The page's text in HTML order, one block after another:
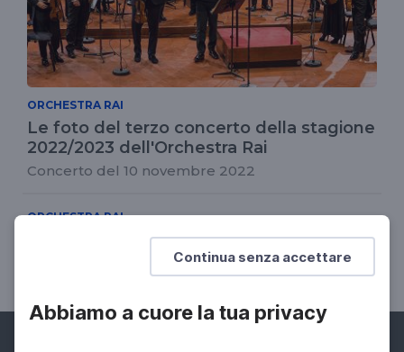
Continua senza accettare
Abbiamo a cuore la tua privacy
ORCHESTRA RAI
Le foto del terzo concerto della stagione
2022/2023 dell'Orchestra Rai
Concerto del 10 novembre 2022
ORCHESTRA RAI
Stagione 2022/2023 - concerto n. 3
10 Nov 2022 > 11 Nov 2022